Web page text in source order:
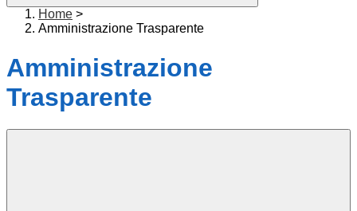
Home >
Amministrazione Trasparente
Amministrazione
Trasparente